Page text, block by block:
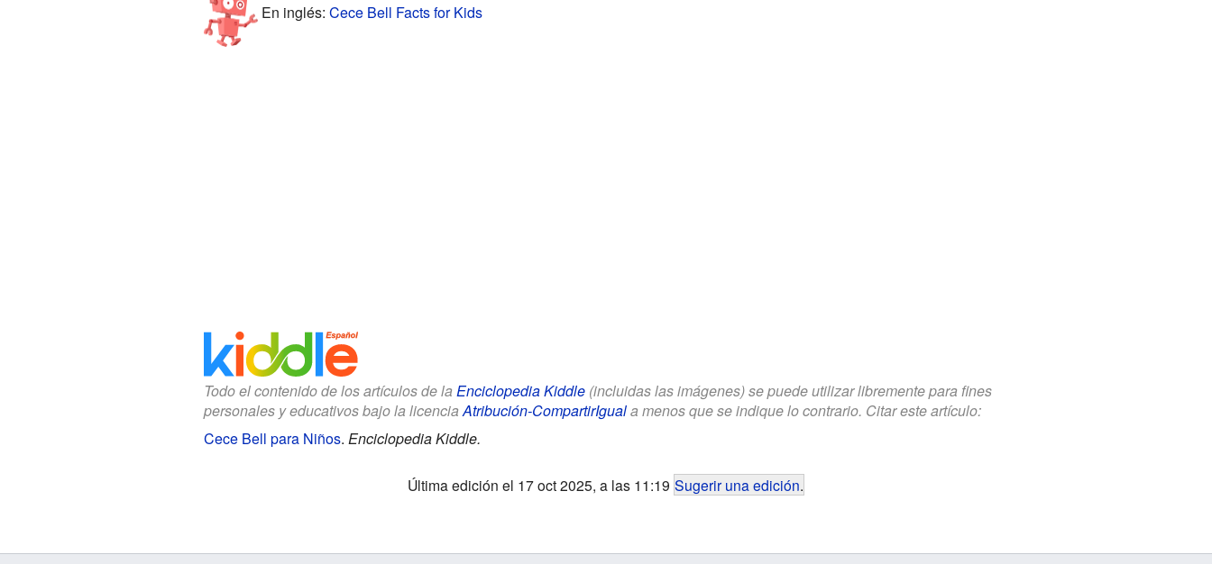
En inglés: Cece Bell Facts for Kids
Todo el contenido de los artículos de la Enciclopedia Kiddle(incluidas las imágenes) se puede utilizar libremente para fines
personales y educativos bajo la licencia Atribución-CompartirIguala menos que se indique lo contrario. Citar este artículo:
Cece Bell para Niños. Enciclopedia Kiddle.
Última edición el 17 oct 2025, a las 11:19 Sugerir una edición.